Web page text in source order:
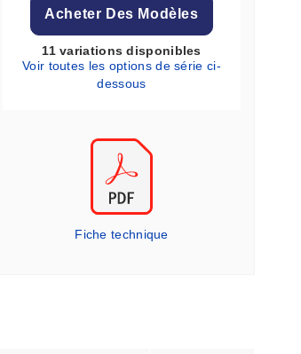
Acheter Des Modèles
11 variations disponibles
Voir toutes les options de série ci-
dessous
Fiche technique